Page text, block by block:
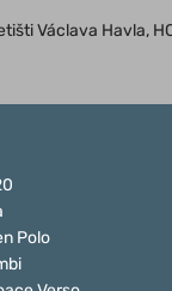
Václava Havla,
Polo